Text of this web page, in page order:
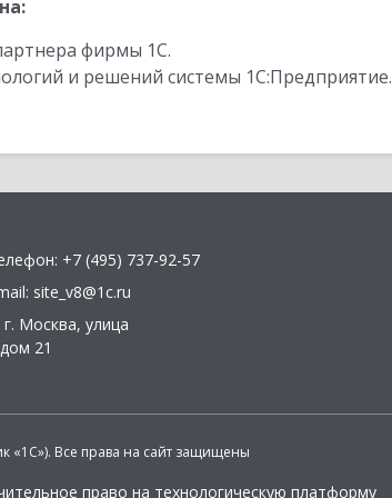
фирмы 1С.
и решений системы 1С:Предприятие.
+7 (495) 737-92-57
site_v8@1c.ru
г. Москва, улица
21
«1С»). Все права на сайт защищены
право на технологическую платформу